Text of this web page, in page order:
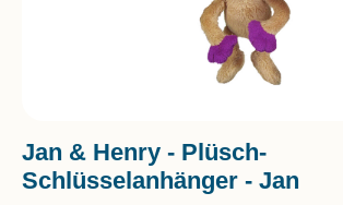
Jan & Henry - Plüsch-
Schlüsselanhänger - Jan